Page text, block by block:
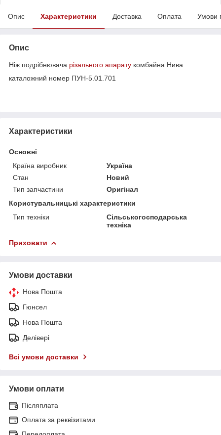
Опис Характеристики Доставка Оплата Умови
Опис
Ніж подрібнювача різального апарату комбайна Нива
каталожний номер ПУН-5.01.701
Характеристики
Основні
Країна виробник
Україна
Стан
Новий
Тип запчастини
Оригінал
Користувальницькі характеристики
Тип техніки
Сільськогосподарська
техніка
Приховати
Умови доставки
Нова Пошта
Гюнсел
Нова Пошта
Делівері
Всі умови доставки
Умови оплати
Післяплата
Оплата за реквізитами